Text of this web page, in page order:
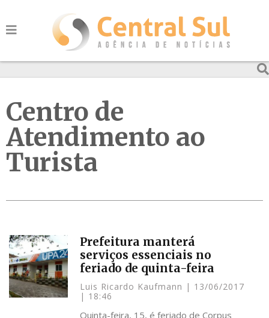
Centro de
Atendimento ao
Turista
Prefeitura manterá
serviços essenciais no
feriado de quinta-feira
Luis Ricardo Kaufmann
13/06/2017
18:46
Quinta-feira, 15, é feriado de Corpus